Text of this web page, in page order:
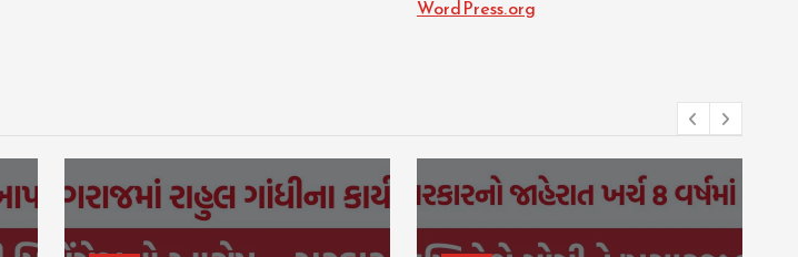
WordPress.org